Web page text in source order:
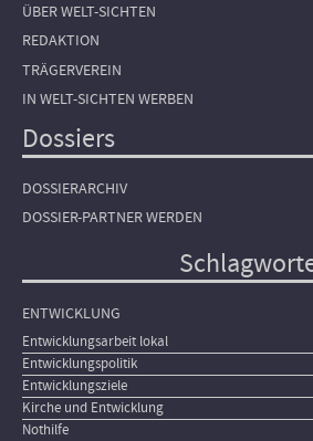
ÜBER WELT-SICHTEN
REDAKTION
TRÄGERVEREIN
IN WELT-SICHTEN WERBEN
Dossiers
DOSSIERARCHIV
DOSSIER-PARTNER WERDEN
ENTWICKLUNG
Entwicklungsarbeit lokal
Entwicklungspolitik
Entwicklungsziele
Kirche und Entwicklung
Nothilfe